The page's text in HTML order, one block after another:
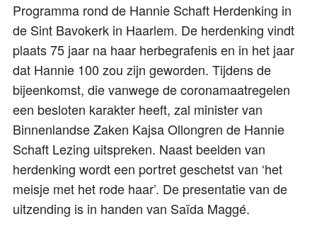
Programma rond de Hannie Schaft Herdenking in
de Sint Bavokerk in Haarlem. De herdenking vindt
plaats 75 jaar na haar herbegrafenis en in het jaar
dat Hannie 100 zou zijn geworden. Tijdens de
bijeenkomst, die vanwege de coronamaatregelen
een besloten karakter heeft, zal minister van
Binnenlandse Zaken Kajsa Ollongren de Hannie
Schaft Lezing uitspreken. Naast beelden van
herdenking wordt een portret geschetst van ‘het
meisje met het rode haar’. De presentatie van de
uitzending is in handen van Saïda Maggé.